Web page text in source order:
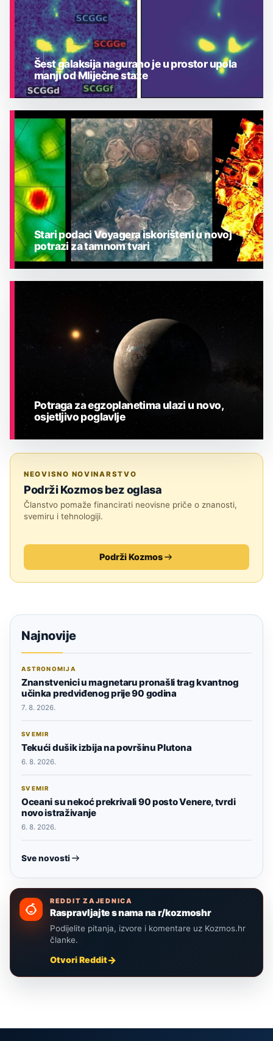
ASTRONOMIJA
Šest galaksija nagurano je u prostor upola
manji od Mliječne staze
Stari podaci Voyagera iskorišteni u novoj
potrazi za tamnom tvari
Potraga za egzoplanetima ulazi u novo,
osjetljivo poglavlje
NEOVISNO NOVINARSTVO
Podrži Kozmos bez oglasa
Članstvo pomaže financirati neovisne priče o znanosti,
svemiru i tehnologiji.
Podrži Kozmos
Najnovije
ASTRONOMIJA
Znanstvenici u magnetaru pronašli trag kvantnog
učinka predviđenog prije 90 godina
7. 8. 2026.
SVEMIR
Tekući dušik izbija na površinu Plutona
6. 8. 2026.
SVEMIR
Oceani su nekoć prekrivali 90 posto Venere, tvrdi
novo istraživanje
6. 8. 2026.
Sve novosti
REDDIT ZAJEDNICA
Raspravljajte s nama na r/kozmoshr
Podijelite pitanja, izvore i komentare uz Kozmos.hr
članke.
Otvori Reddit